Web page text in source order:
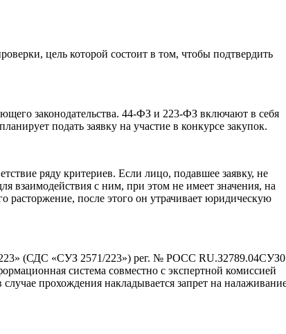
цель которой состоит в том, чтобы подтвердить
законодательства. 44-ФЗ и 223-ФЗ включают в себя
подать заявку на участие в конкурсе закупок.
ряду критериев. Если лицо, подавшее заявку, не
взаимодействия с ним, при этом не имеет значения, на
расторжение, после этого он утрачивает юридическую
223» (СДС «СУЗ 2571/223») рег. № РОСС
система совместно с экспертной комиссией
прохождения накладывается запрет на